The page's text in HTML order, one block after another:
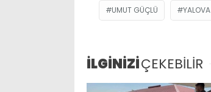
UMUT GÜÇLÜ YALOVA
İLGİNİZİÇEKEBİLİR